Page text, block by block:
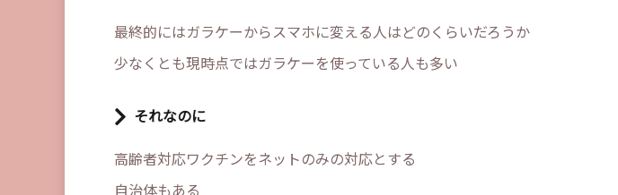
最終的にはガラケーからスマホに変える人はどのくらいだろうか
少なくとも現時点ではガラケーを使っている人も多い
それなのに
高齢者対応ワクチンをネットのみの対応とする
自治体もある